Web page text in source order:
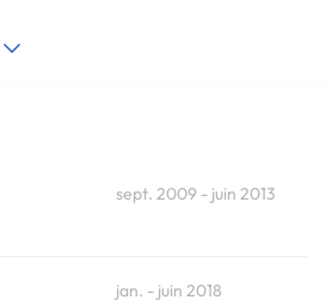
sept. 2009 - juin 2013
jan. - juin 2018